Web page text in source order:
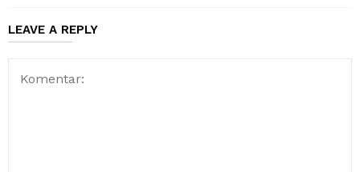
LEAVE A REPLY